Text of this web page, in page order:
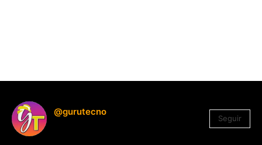
@gurutecno
Seguir